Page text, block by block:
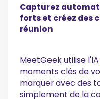
Capturez
forts et créez des
réunion
MeetGeek utilise
moments clés de
marquer avec des
simplement de la